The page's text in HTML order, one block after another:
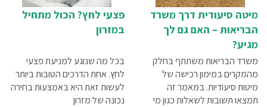
מיטה סיעודית דרך משרד
הבריאות – האם גם לך
מגיע?
משרד הבריאות משתתף בחלק
מהמקרים במימון רכישה של
מיטות סיעודיות. במאמר זה
תמצאו תשובות לשאלות כגון מי
פצעי לחץ? הכול מתחיל
במזרון
בכל מה שנוגע למניעת פצעי
לחץ. אחת הדרכים הטובות ביותר
לעשות זאת היא באמצעות בחירה
נכונה של מזרון